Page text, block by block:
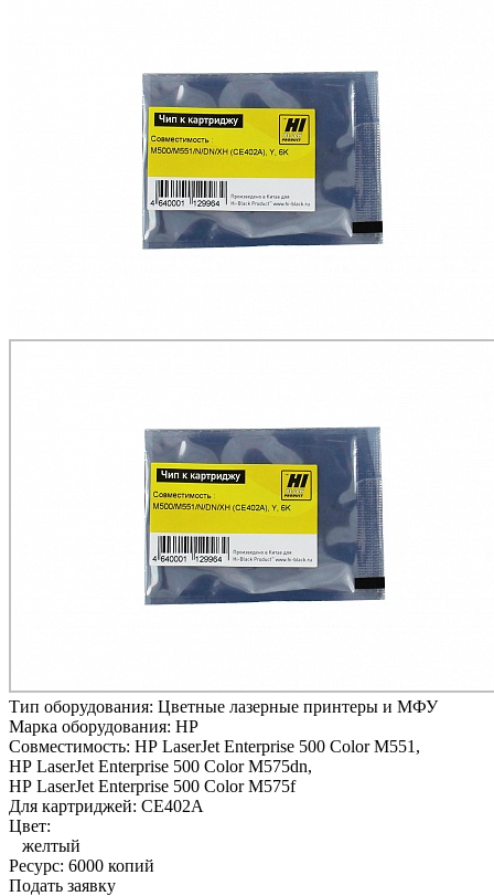
Тип оборудования: Цветные лазерные принтеры и МФУ
Марка оборудования: HP
Совместимость: HP LaserJet Enterprise 500 Color M551,
HP LaserJet Enterprise 500 Color M575dn,
HP LaserJet Enterprise 500 Color M575f
Для картриджей: CE402A
Цвет:
желтый
Ресурс: 6000 копий
Подать заявку